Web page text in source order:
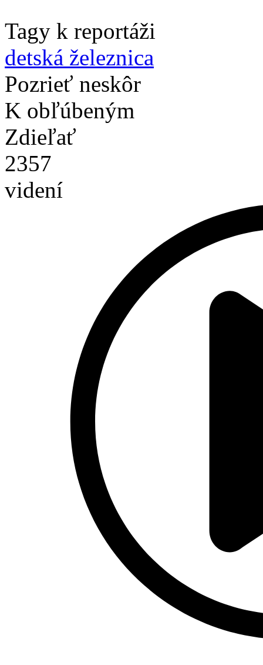
Tagy k reportáži
detská železnica
Pozrieť neskôr
K obľúbeným
Zdieľať
2357
videní